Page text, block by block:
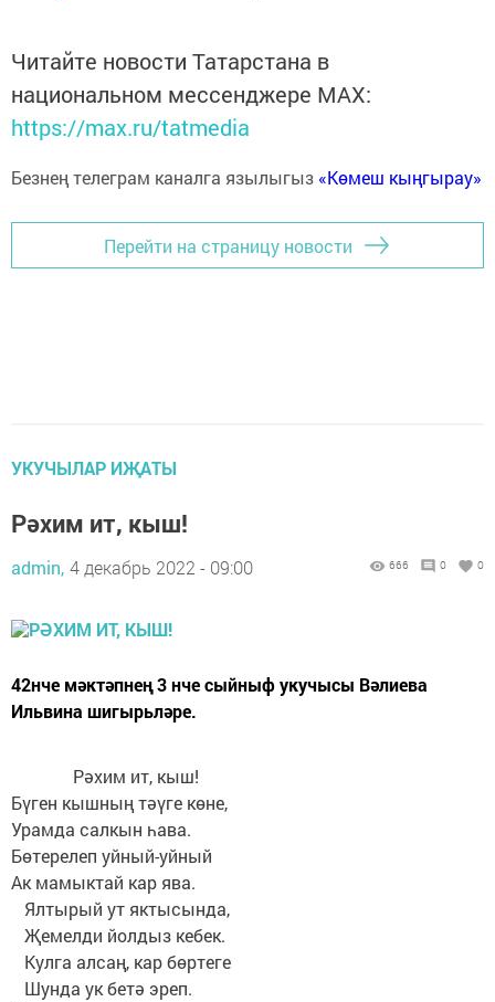
Читайте новости Татарстана в
национальном мессенджере MАХ:
https://max.ru/tatmedia
Безнең телеграм каналга язылыгыз «Көмеш кыңгырау»
Перейти на страницу новости
УКУЧЫЛАР ИҖАТЫ
Рәхим ит, кыш!
admin, 4 декабрь 2022 - 09:00 666 0 0
42нче мәктәпнең 3 нче сыйныф укучысы Вәлиева
Ильвина шигырьләре.
Рәхим ит, кыш!
Бүген кышның тәүге көне,
Урамда салкын һава.
Бөтерелеп уйный-уйный
Ак мамыктай кар ява.
Ялтырый ут яктысында,
Җемелди йолдыз кебек.
Кулга алсаң, кар бөртеге
Шунда ук бетә эреп.